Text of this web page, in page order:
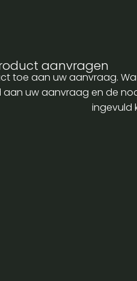
aanvragen
toe aan uw aanvraag.
uw aanvraag en de
ingevuld